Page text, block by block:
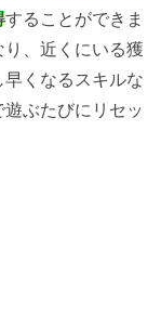
することができま
、近くにいる獲
くなるスキルな
ぶたびにリセッ